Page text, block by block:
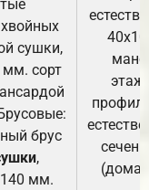
сушки,
сорт
брус
,
мм.
(дома